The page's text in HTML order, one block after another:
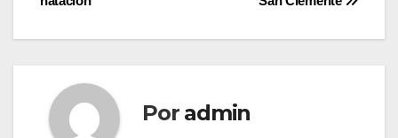
Por admin